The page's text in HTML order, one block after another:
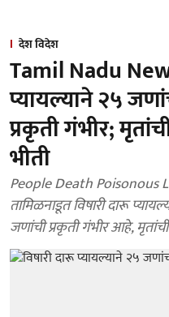
देश विदेश
Tamil Nadu
प्यायल्याने २५
प्रकृती गंभीर;
भीती
People Death Poisonous
तामिळनाडूत विषारी दारू
जणांची प्रकृती गंभीर आहे,